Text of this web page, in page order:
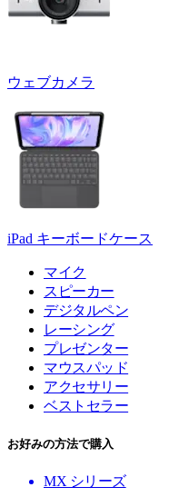
ウェブカメラ
iPad キーボードケース
マイク
スピーカー
デジタルペン
レーシング
プレゼンター
マウスパッド
アクセサリー
ベストセラー
お好みの方法で購入
MX シリーズ